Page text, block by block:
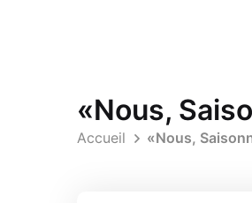
«Nous,
Accueil «Nous,